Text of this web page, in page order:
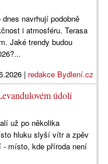
navrhují podobně
i atmosféru. Terasa
Jaké trendy budou
| redakce Bydlení.cz
údolí
už po několika
hluku slyší vítr a zpěv
- místo, kde příroda není